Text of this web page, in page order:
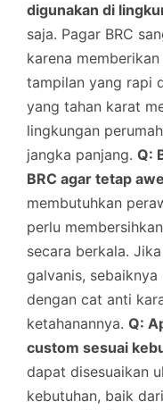
digunakan di
saja. Pagar BRC
karena
tampilan yang rapi
yang tahan karat
lingkungan
jangka panjang. Q:
BRC agar tetap
membutuhkan
perlu
secara berkala.
galvanis,
dengan cat anti
ketahanannya. Q:
custom sesuai
dapat disesuaikan
kebutuhan, baik